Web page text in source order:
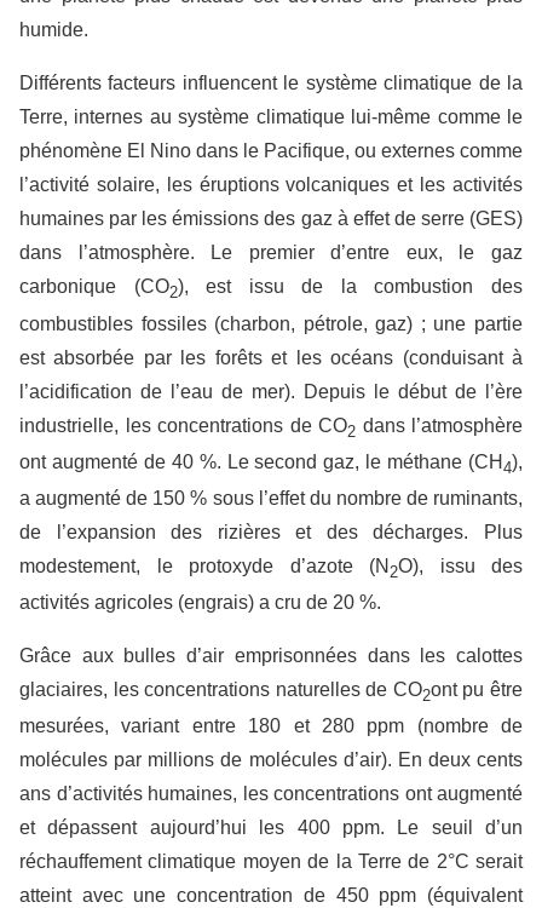
humide.
Différents facteurs influencent le système climatique de la
Terre, internes au système climatique lui-même comme le
phénomène El Nino dans le Pacifique, ou externes comme
l’activité solaire, les éruptions volcaniques et les activités
humaines par les émissions des gaz à effet de serre (GES)
dans l’atmosphère. Le premier d’entre eux, le gaz
carbonique (CO2), est issu de la combustion des
combustibles fossiles (charbon, pétrole, gaz) ; une partie
est absorbée par les forêts et les océans (conduisant à
l’acidification de l’eau de mer). Depuis le début de l’ère
industrielle, les concentrations de CO2 dans l’atmosphère
ont augmenté de 40 %. Le second gaz, le méthane (CH 4),
a augmenté de 150 % sous l’effet du nombre de ruminants,
de l’expansion des rizières et des décharges. Plus
modestement, le protoxyde d’azote (N 2O), issu des
activités agricoles (engrais) a cru de 20 %.
Grâce aux bulles d’air emprisonnées dans les calottes
glaciaires, les concentrations naturelles de CO2ont pu être
mesurées, variant entre 180 et 280 ppm (nombre de
molécules par millions de molécules d’air). En deux cents
ans d’activités humaines, les concentrations ont augmenté
et dépassent aujourd’hui les 400 ppm. Le seuil d’un
réchauffement climatique moyen de la Terre de 2°C serait
atteint avec une concentration de 450 ppm (équivalent